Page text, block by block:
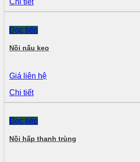
Chi tiết
Đọc tiếp
Nồi nấu kẹo
Giá liên hệ
Chi tiết
Đọc tiếp
Nồi hấp thanh trùng